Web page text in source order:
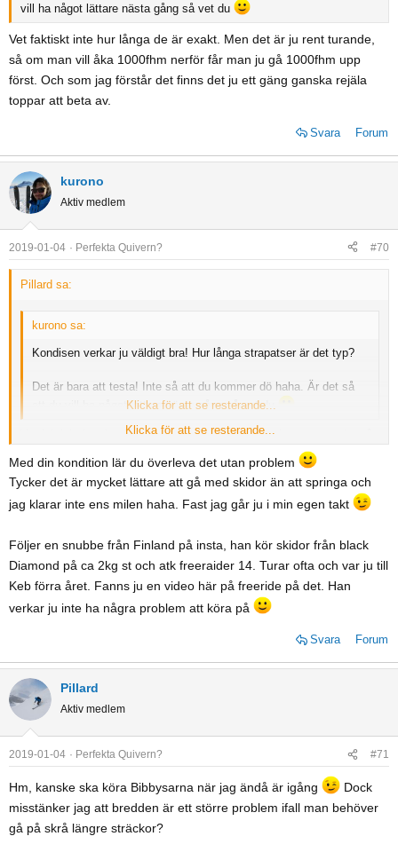
vill ha något lättare nästa gång så vet du
Vet faktiskt inte hur långa de är exakt. Men det är ju rent turande,
så om man vill åka 1000fhm nerför får man ju gå 1000fhm upp
först. Och som jag förstår det finns det ju ett gäng ganska rejäla
toppar att beta av.
Svara Forum
kurono
Aktiv medlem
2019-01-04 Perfekta Quivern? #70
Pillard sa:
kurono sa:
Kondisen verkar ju väldigt bra! Hur långa strapatser är det typ?
Det är bara att testa! Inte så att du kommer dö haha. Är det så
att du vill ha något lättare nästa gång så vet du
Klicka för att se resterande...
Vet faktiskt inte hur långa de är exakt. Men det är ju rent turande, så
om man vill åka 1000fhm nerför får man ju gå 1000fhm upp först. Och
som jag förstår det finns det ju ett gäng ganska rejäla toppar att beta
av.
Klicka för att se resterande...
Med din kondition lär du överleva det utan problem
Tycker det är mycket lättare att gå med skidor än att springa och
jag klarar inte ens milen haha. Fast jag går ju i min egen takt
Följer en snubbe från Finland på insta, han kör skidor från black
Diamond på ca 2kg st och atk freeraider 14. Turar ofta och var ju till
Keb förra året. Fanns ju en video här på freeride på det. Han
verkar ju inte ha några problem att köra på
Svara Forum
Pillard
Aktiv medlem
2019-01-04 Perfekta Quivern? #71
Hm, kanske ska köra Bibbysarna när jag ändå är igång
Dock
misstänker jag att bredden är ett större problem ifall man behöver
gå på skrå längre sträckor?